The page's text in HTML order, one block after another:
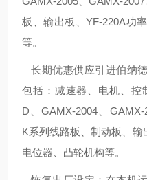
板、输出板、YF-220A功
等。
长期优惠供应引进伯纳
包括：减速器、电机、控
D、GAMX-2004、
K系列线路板、制动板、输
电位器、凸轮机构等。